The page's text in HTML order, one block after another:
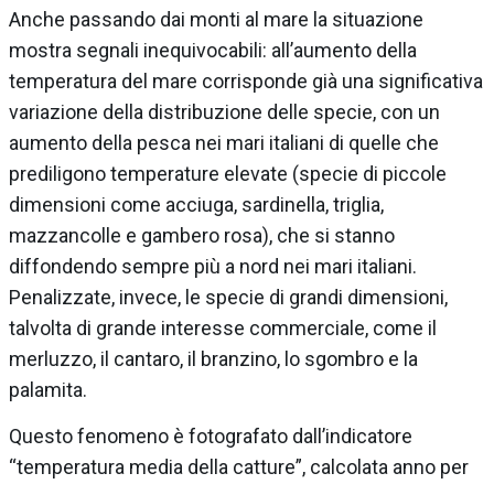
Anche passando dai monti al mare la situazione
mostra segnali inequivocabili: all’aumento della
temperatura del mare corrisponde già una significativa
variazione della distribuzione delle specie, con un
aumento della pesca nei mari italiani di quelle che
prediligono temperature elevate (specie di piccole
dimensioni come acciuga, sardinella, triglia,
mazzancolle e gambero rosa), che si stanno
diffondendo sempre più a nord nei mari italiani.
Penalizzate, invece, le specie di grandi dimensioni,
talvolta di grande interesse commerciale, come il
merluzzo, il cantaro, il branzino, lo sgombro e la
palamita.
Questo fenomeno è fotografato dall’indicatore
“temperatura media della catture”, calcolata anno per